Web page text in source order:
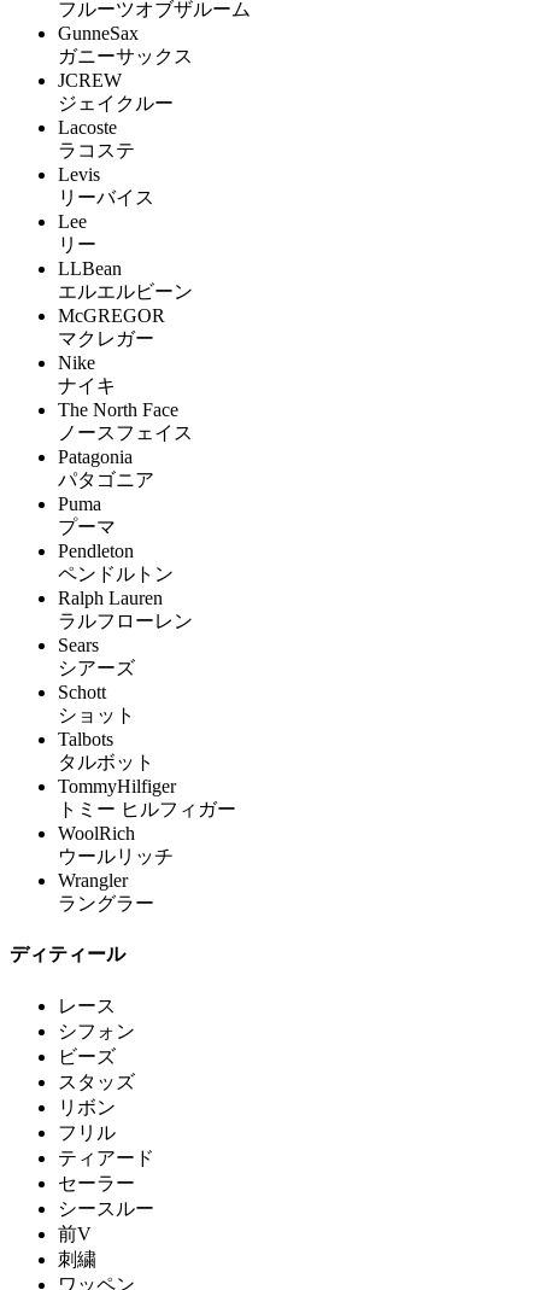
フルーツオブザルーム
GunneSax
ガニーサックス
JCREW
ジェイクルー
Lacoste
ラコステ
Levis
リーバイス
Lee
リー
LLBean
エルエルビーン
McGREGOR
マクレガー
Nike
ナイキ
The North Face
ノースフェイス
Patagonia
パタゴニア
Puma
プーマ
Pendleton
ペンドルトン
Ralph Lauren
ラルフローレン
Sears
シアーズ
Schott
ショット
Talbots
タルボット
TommyHilfiger
トミー ヒルフィガー
WoolRich
ウールリッチ
Wrangler
ラングラー
ディティール
レース
シフォン
ビーズ
スタッズ
リボン
フリル
ティアード
セーラー
シースルー
前V
刺繍
ワッペン